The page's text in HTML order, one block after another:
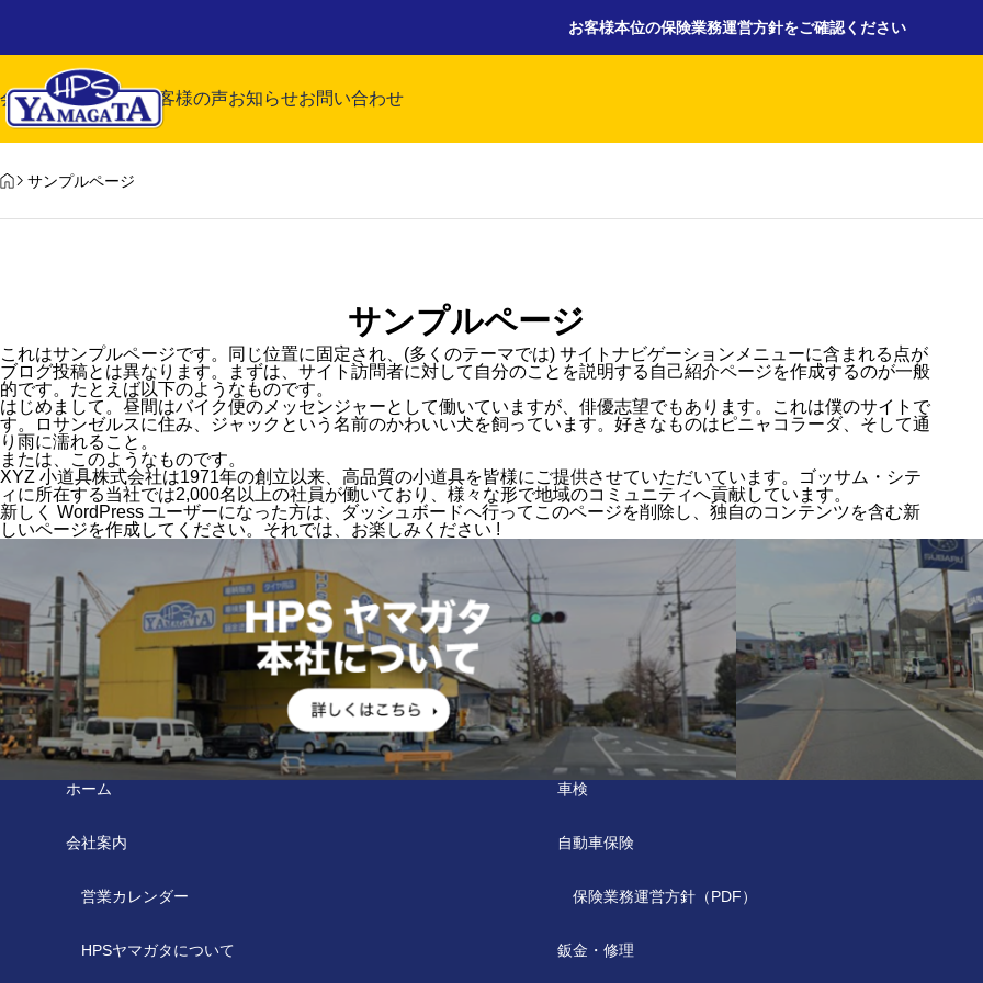
お客様本位の保険業務運営方針をご確認ください
会社案内サービスお客様の声お知らせお問い合わせ
お知らせ
2026.07.31
夏季休業（お盆休み）のお知らせ
2026.07.28
店舗改装工事中も通常通り営業し
ております
2026.06.30
自動車販売 鈑金・修理
HOME
サンプルページ
サンプルページ
これはサンプルページです。同じ位置に固定され、(多くのテーマでは) サイトナビゲーションメニューに含まれる点が
ブログ投稿とは異なります。まずは、サイト訪問者に対して自分のことを説明する自己紹介ページを作成するのが一般
的です。たとえば以下のようなものです。
はじめまして。昼間はバイク便のメッセンジャーとして働いていますが、俳優志望でもあります。これは僕のサイトで
す。ロサンゼルスに住み、ジャックという名前のかわいい犬を飼っています。好きなものはピニャコラーダ、そして通
り雨に濡れること。
または、このようなものです。
XYZ 小道具株式会社は1971年の創立以来、高品質の小道具を皆様にご提供させていただいています。ゴッサム・シテ
ィに所在する当社では2,000名以上の社員が働いており、様々な形で地域のコミュニティへ貢献しています。
新しく WordPress ユーザーになった方は、
ダッシュボードへ行ってこのページを削除し、独自のコンテンツを含む新
しいページを作成してください。それでは、お楽しみください !
ホーム
会社案内
営業カレンダー
HPSヤマガタについて
車検
自動車保険
保険業務運営方針（PDF）
鈑金・修理